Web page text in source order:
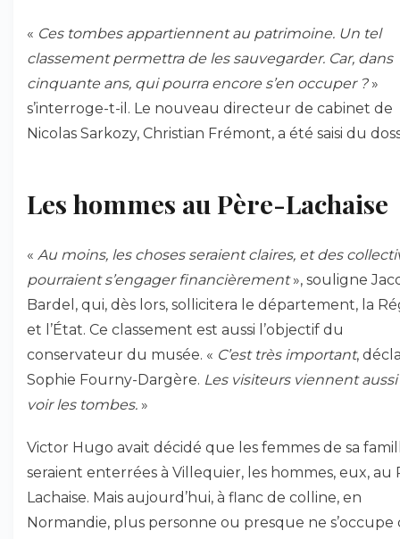
« Ces tombes appartiennent au patrimoine. Un tel
classement permettra de les sauvegarder. Car, dans
cinquante ans, qui pourra encore s’en occuper ?»
s’interroge-t-il. Le nouveau directeur de cabinet de
Nicolas Sarkozy, Christian Frémont, a été saisi du
Les hommes au Père-Lachaise
« Au moins, les choses seraient claires, et des
pourraient s’engager financièrement», souligne
Bardel, qui, dès lors, sollicitera le département, la
et l’État. Ce classement est aussi l’objectif du
conservateur du musée. « C’est très important,
Sophie Fourny-Dargère. Les visiteurs viennent
voir les tombes. »
Victor Hugo avait décidé que les femmes de sa
seraient enterrées à Villequier, les hommes, eux, au
Lachaise. Mais aujourd’hui, à flanc de colline, en
Normandie, plus personne ou presque ne s’occupe